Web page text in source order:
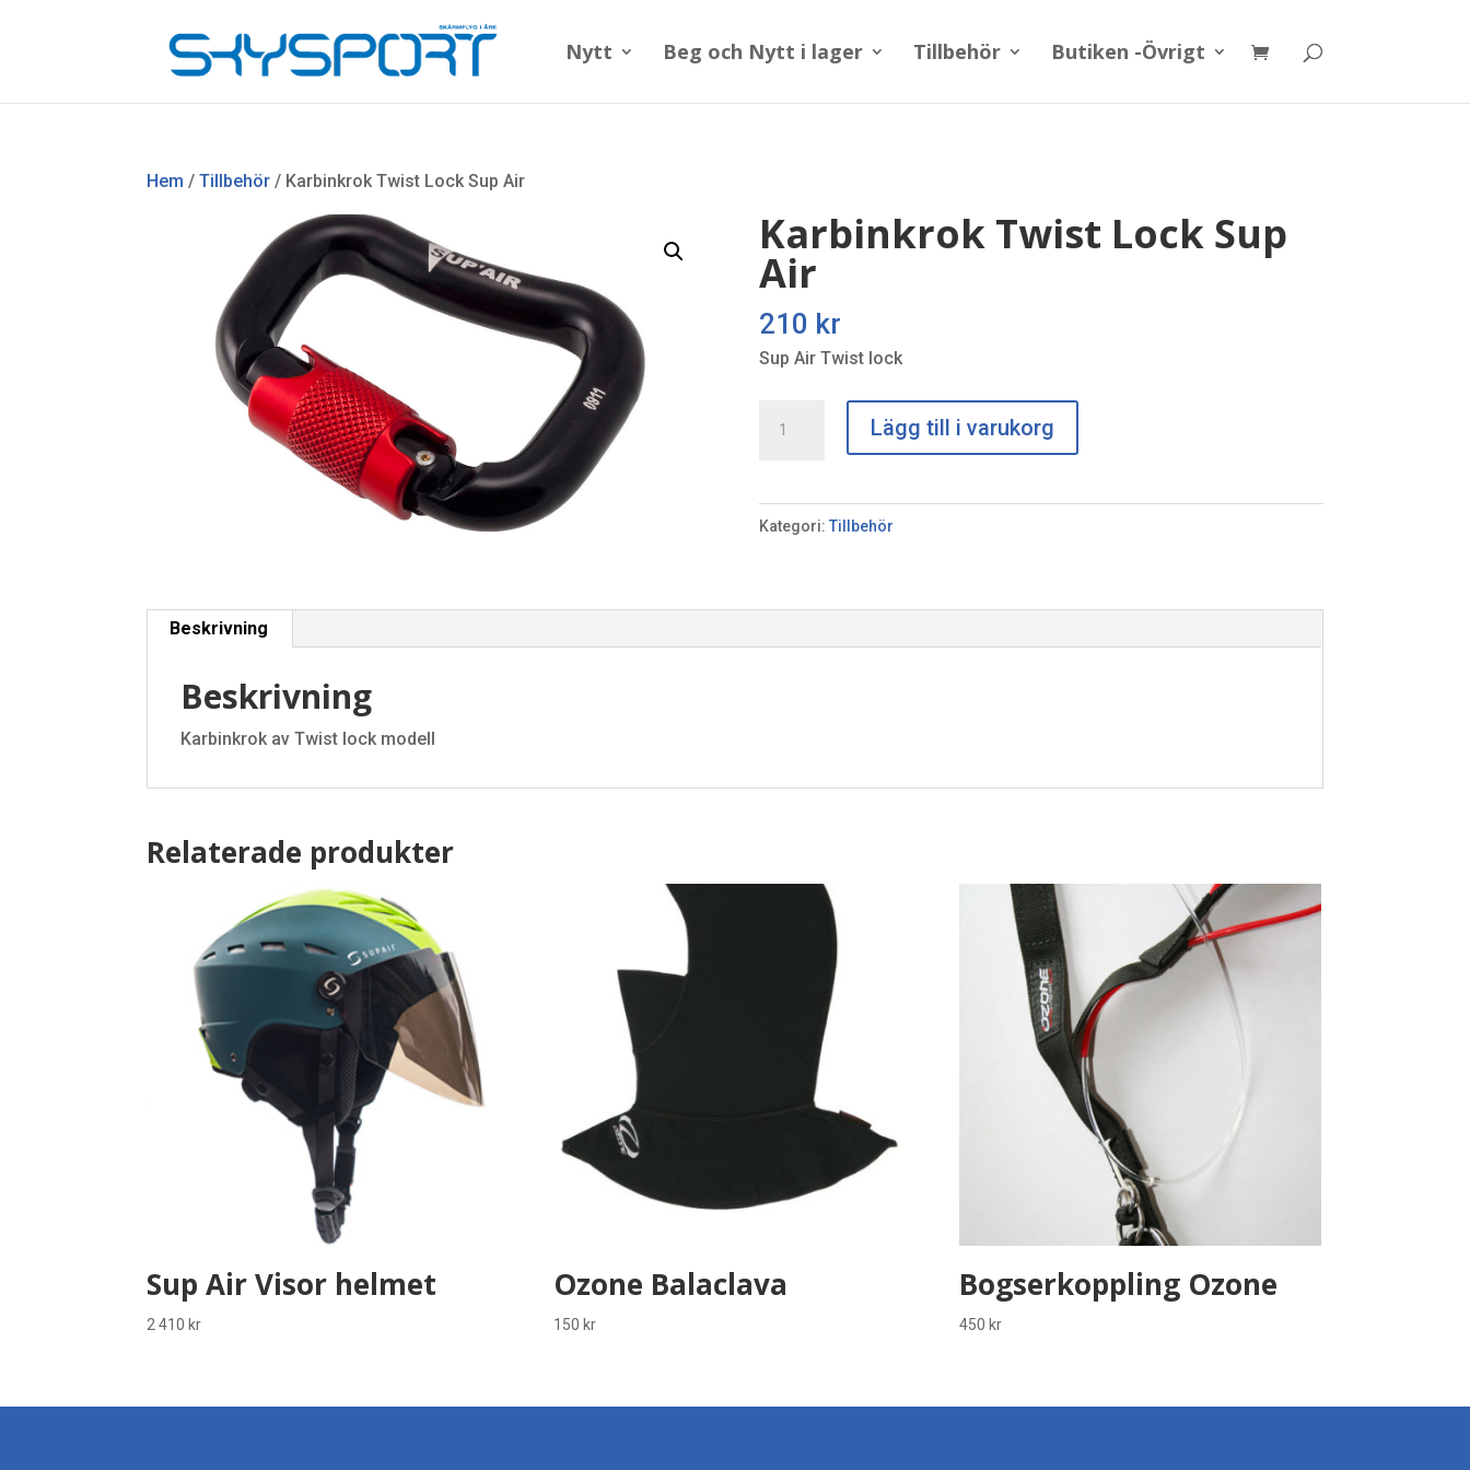
Nytt Beg och Nytt i lager Tillbehör Butiken -Övrigt
Hem /Tillbehör / Karbinkrok Twist Lock Sup Air
Karbinkrok Twist Lock Sup
Air
210 kr
Sup Air Twist lock
Sup
Air
Lägg till i varukorg
Kategori: Tillbehör
Beskrivning
Beskrivning
Karbinkrok av Twist lock modell
Relaterade produkter
Sup Air Visor helmet
2 410 kr
Ozone Balaclava
150 kr
Bogserkoppling Ozone
450 kr